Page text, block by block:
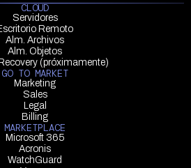
CLOUD
Servidores
Remoto
Alm. Archivos
Alm. Objetos
(próximamente)
GO TO MARKET
Marketing
Sales
Legal
Billing
MARKETPLACE
Microsoft 365
Acronis
WatchGuard